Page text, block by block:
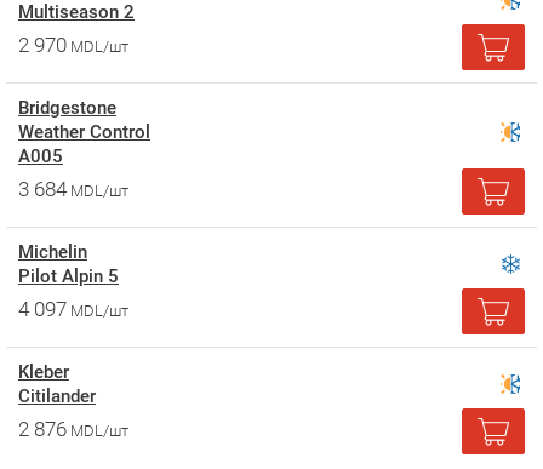
Multiseason 2
2 970 MDL/шт
Bridgestone
Weather Control
A005
3 684 MDL/шт
Michelin
Pilot Alpin 5
4 097 MDL/шт
Kleber
Citilander
2 876 MDL/шт